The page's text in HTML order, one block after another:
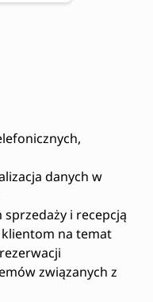
danych w
sprzedaży i recepcją
na temat
związanych z